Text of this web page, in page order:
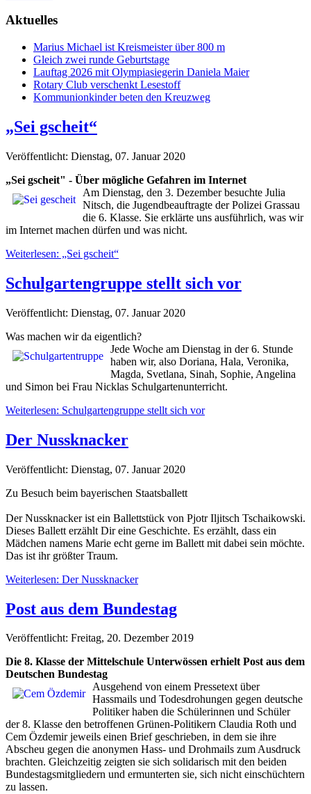
Aktuelles
Marius Michael ist Kreismeister über 800 m
Gleich zwei runde Geburtstage
Lauftag 2026 mit Olympiasiegerin Daniela Maier
Rotary Club verschenkt Lesestoff
Kommunionkinder beten den Kreuzweg
„Sei gscheit“
Veröffentlicht: Dienstag, 07. Januar 2020
„Sei gscheit" - Über mögliche Gefahren im Internet
Am Dienstag, den 3. Dezember besuchte Julia
Nitsch, die Jugendbeauftragte der Polizei Grassau
die 6. Klasse. Sie erklärte uns ausführlich, was wir
im Internet machen dürfen und was nicht.
Weiterlesen: „Sei gscheit“
Schulgartengruppe stellt sich vor
Veröffentlicht: Dienstag, 07. Januar 2020
Was machen wir da eigentlich?
Jede Woche am Dienstag in der 6. Stunde
haben wir, also Doriana, Hala, Veronika,
Magda, Svetlana, Sinah, Sophie, Angelina
und Simon bei Frau Nicklas Schulgartenunterricht.
Weiterlesen: Schulgartengruppe stellt sich vor
Der Nussknacker
Veröffentlicht: Dienstag, 07. Januar 2020
Zu Besuch beim bayerischen Staatsballett
Der Nussknacker ist ein Ballettstück von Pjotr Iljitsch Tschaikowski.
Dieses Ballett erzählt Dir eine Geschichte. Es erzählt, dass ein
Mädchen namens Marie echt gerne im Ballett mit dabei sein möchte.
Das ist ihr größter Traum.
Weiterlesen: Der Nussknacker
Post aus dem Bundestag
Veröffentlicht: Freitag, 20. Dezember 2019
Die 8. Klasse der Mittelschule Unterwössen erhielt Post aus dem
Deutschen Bundestag
Ausgehend von einem Pressetext über
Hassmails und Todesdrohungen gegen deutsche
Politiker haben die Schülerinnen und Schüler
der 8. Klasse den betroffenen Grünen-Politikern Claudia Roth und
Cem Özdemir jeweils einen Brief geschrieben, in dem sie ihre
Abscheu gegen die anonymen Hass- und Drohmails zum Ausdruck
brachten. Gleichzeitig zeigten sie sich solidarisch mit den beiden
Bundestagsmitgliedern und ermunterten sie, sich nicht einschüchtern
zu lassen.